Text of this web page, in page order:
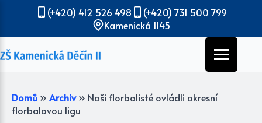
(+420) 412 526 498
(+420) 731 500 799
Kamenická 1145
Domů » Archiv » Naši florbalisté ovládli okresní
florbalovou ligu